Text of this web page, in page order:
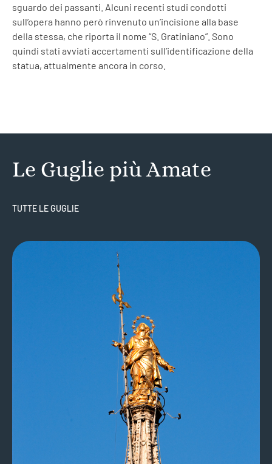
sguardo dei passanti. Alcuni recenti studi condotti
sull’opera hanno però rinvenuto un’incisione alla base
della stessa, che riporta il nome “S. Gratiniano”. Sono
quindi stati avviati accertamenti sull’identificazione della
statua, attualmente ancora in corso.
Le Guglie più Amate
TUTTE LE GUGLIE